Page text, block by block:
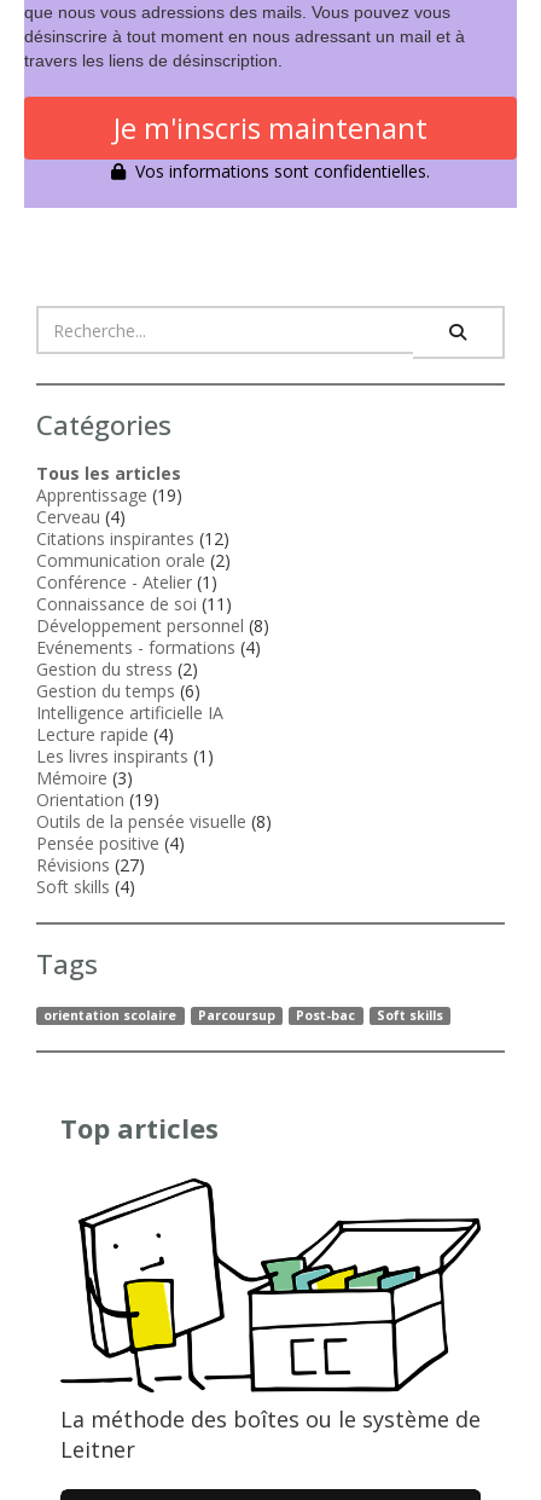
que nous vous adressions des mails. Vous pouvez vous
désinscrire à tout moment en nous adressant un mail et à
travers les liens de désinscription.
Je m'inscris maintenant
Vos informations sont confidentielles.
Catégories
Tous les articles
Apprentissage (19)
Cerveau (4)
Citations inspirantes (12)
Communication orale (2)
Conférence - Atelier (1)
Connaissance de soi (11)
Développement personnel (8)
Evénements - formations (4)
Gestion du stress (2)
Gestion du temps (6)
Intelligence artificielle IA
Lecture rapide (4)
Les livres inspirants (1)
Mémoire (3)
Orientation (19)
Outils de la pensée visuelle (8)
Pensée positive (4)
Révisions (27)
Soft skills (4)
Tags
orientation scolaire Parcoursup Post-bac Soft skills
Top articles
La méthode des boîtes ou le système de
Leitner